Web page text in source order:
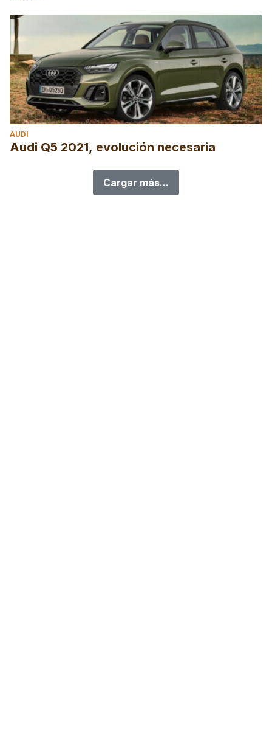
AUDI
Audi Q5 2021, evolución necesaria
Cargar más...